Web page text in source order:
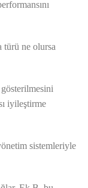
türü ne olursa
iyileştirme
sistemleriyle